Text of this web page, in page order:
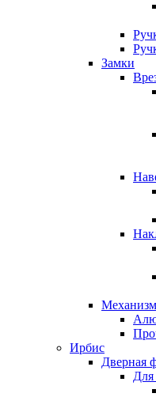
Замки
Ирбис
Дверная
Для